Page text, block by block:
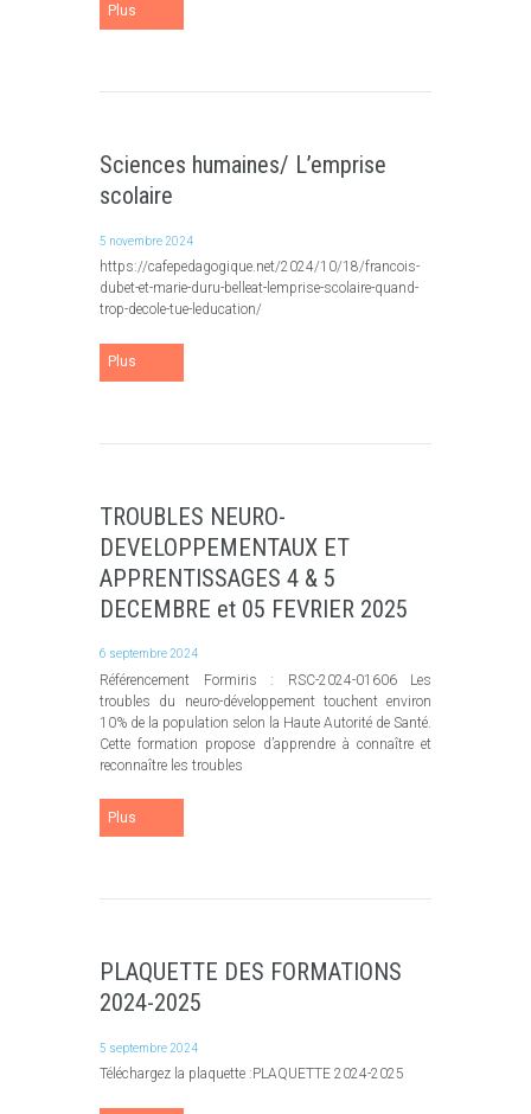
Plus
Sciences humaines/ L’emprise
scolaire
5 novembre 2024
https://cafepedagogique.net/2024/10/18/francois-
dubet-et-marie-duru-belleat-lemprise-scolaire-quand-
trop-decole-tue-leducation/
Plus
TROUBLES NEURO-
DEVELOPPEMENTAUX ET
APPRENTISSAGES 4 & 5
DECEMBRE et 05 FEVRIER 2025
6 septembre 2024
Référencement Formiris : RSC-2024-01606 Les
troubles du neuro-développement touchent environ
10% de la population selon la Haute Autorité de Santé.
Cette formation propose d’apprendre à connaître et
reconnaître les troubles
Plus
PLAQUETTE DES FORMATIONS
2024-2025
5 septembre 2024
Téléchargez la plaquette :PLAQUETTE 2024-2025